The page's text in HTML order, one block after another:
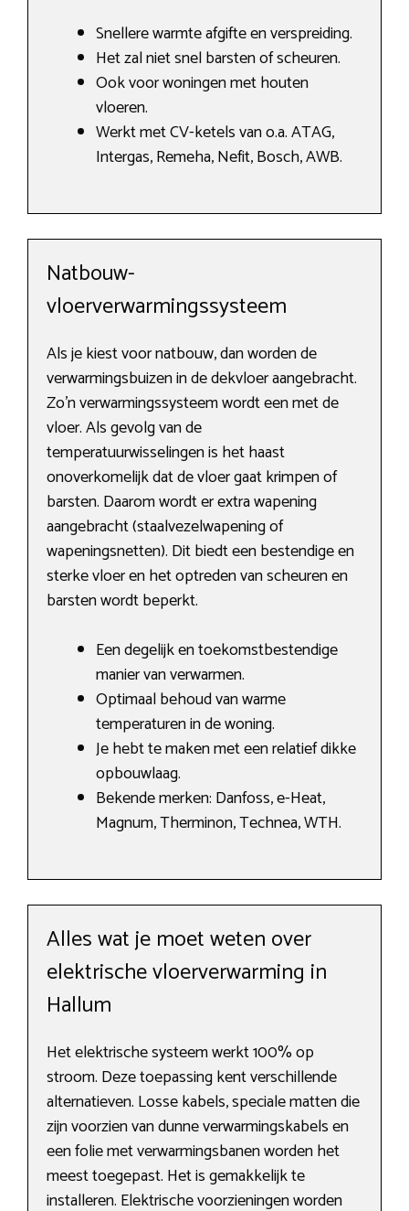
Snellere warmte afgifte en verspreiding.
Het zal niet snel barsten of scheuren.
Ook voor woningen met houten
vloeren.
Werkt met CV-ketels van o.a. ATAG,
Intergas, Remeha, Nefit, Bosch, AWB.
Natbouw-
vloerverwarmingssysteem
Als je kiest voor natbouw, dan worden de
verwarmingsbuizen in de dekvloer aangebracht.
Zo’n verwarmingssysteem wordt een met de
vloer. Als gevolg van de
temperatuurwisselingen is het haast
onoverkomelijk dat de vloer gaat krimpen of
barsten. Daarom wordt er extra wapening
aangebracht (staalvezelwapening of
wapeningsnetten). Dit biedt een bestendige en
sterke vloer en het optreden van scheuren en
barsten wordt beperkt.
Een degelijk en toekomstbestendige
manier van verwarmen.
Optimaal behoud van warme
temperaturen in de woning.
Je hebt te maken met een relatief dikke
opbouwlaag.
Bekende merken: Danfoss, e-Heat,
Magnum, Therminon, Technea, WTH.
Alles wat je moet weten over
elektrische vloerverwarming in
Hallum
Het elektrische systeem werkt 100% op
stroom. Deze toepassing kent verschillende
alternatieven. Losse kabels, speciale matten die
zijn voorzien van dunne verwarmingskabels en
een folie met verwarmingsbanen worden het
meest toegepast. Het is gemakkelijk te
installeren. Elektrische voorzieningen worden